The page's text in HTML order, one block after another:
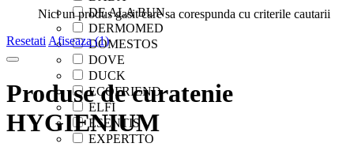
DE ALA BUN
DERMOMED
DOMESTOS
DOVE
DUCK
ECOFRIEND
ELFI
ESENTIS
EXPERTTO
Nici un produs gasit care sa corespunda cu criterile cautarii
Resetati Afiseaza (1)
Produse de curatenie
HYGIENIUM